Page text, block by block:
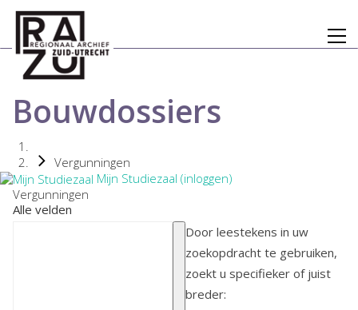
Bouwdossiers
Vergunningen
Mijn Studiezaal (inloggen)
Vergunningen
Alle velden
Door leestekens in uw
zoekopdracht te gebruiken,
zoekt u specifieker of juist
breder: